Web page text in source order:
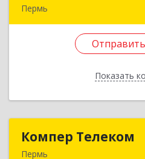
Пермь
Показать
Компер Телеком
Пермь